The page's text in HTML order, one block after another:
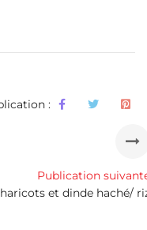
:
Publication
et dinde haché/